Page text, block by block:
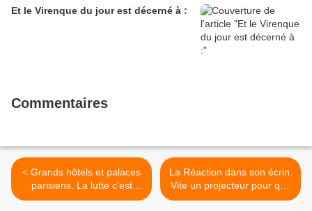
Et le Virenque du jour est décerné à :
Commentaires
< Grands hôtels et palaces
parisiens. La lutte c'est
utile, la preuve
La Réaction dans son écrin.
Vite un projecteur pour que
chacun juge >